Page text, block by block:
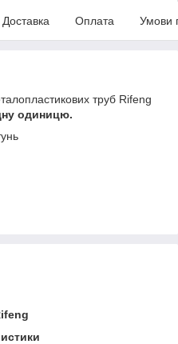
Доставка Оплата Умови
труб Rifeng
одиницю.